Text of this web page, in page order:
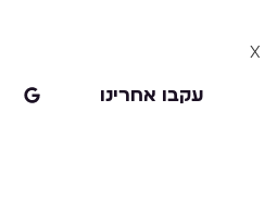
עקבו אחרינו
x